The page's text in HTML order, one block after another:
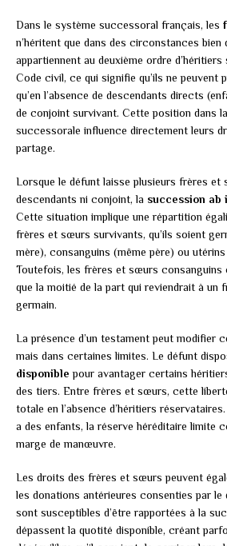
Dans le système successoral français, les
n’héritent que dans des circonstances bien
appartiennent au deuxième ordre d’héritiers
Code civil, ce qui signifie qu’ils ne peuvent
qu’en l’absence de descendants directs
de conjoint survivant. Cette position dans
successorale influence directement leurs
partage.
Lorsque le défunt laisse plusieurs frères et
descendants ni conjoint, la succession ab
Cette situation implique une répartition
frères et sœurs survivants, qu’ils soient
mère), consanguins (même père) ou
Toutefois, les frères et sœurs consanguins
que la moitié de la part qui reviendrait à un
germain.
La présence d’un testament peut modifier
mais dans certaines limites. Le défunt
disponible pour avantager certains
des tiers. Entre frères et sœurs, cette
totale en l’absence d’héritiers
a des enfants, la réserve héréditaire limite
marge de manœuvre.
Les droits des frères et sœurs peuvent
les donations antérieures consenties par le
sont susceptibles d’être rapportées à la
dépassent la quotité disponible, créant